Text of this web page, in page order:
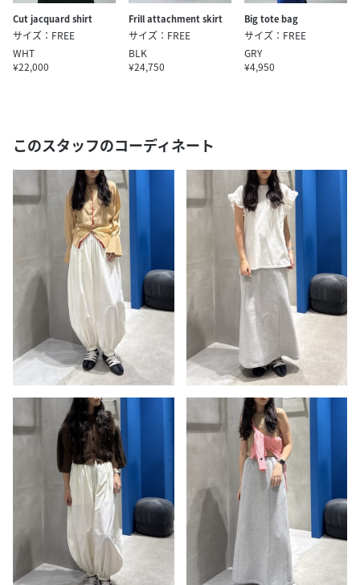
Cut jacquard shirt
サイズ：FREE
WHT
¥22,000
Frill attachment skirt
サイズ：FREE
BLK
¥24,750
Big tote bag
サイズ：FREE
GRY
¥4,950
このスタッフのコーディネート